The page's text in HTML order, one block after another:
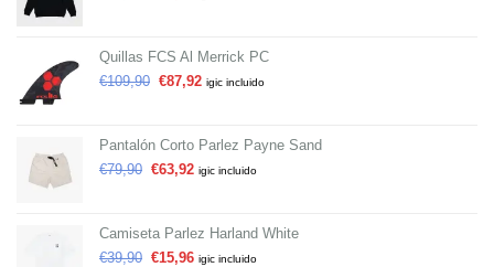
Quillas FCS Al Merrick PC
€109,90 €87,92 igic incluido
Pantalón Corto Parlez Payne Sand
€79,90 €63,92 igic incluido
Camiseta Parlez Harland White
€39,90 €15,96 igic incluido